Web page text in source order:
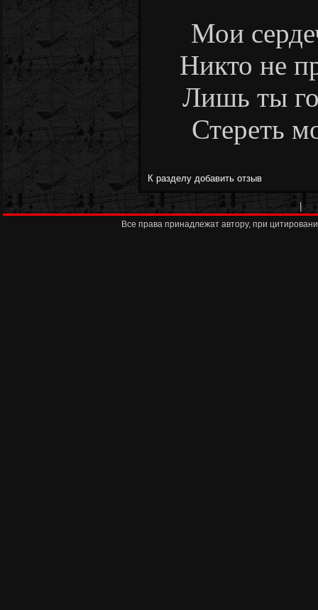
Мои
Никто не
Лишь ты
Стереть
К разделу добавить отзыв
Все права принадлежат автору, при